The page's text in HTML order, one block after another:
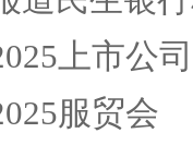
最佳实践案例、上市公
服贸会